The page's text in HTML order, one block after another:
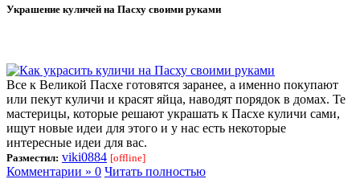
Украшение куличей на Пасху своими руками
Все к Великой Пасхе готовятся заранее, а именно покупают
или пекут куличи и красят яйца, наводят порядок в домах. Те
мастерицы, которые решают украшать к Пасхе куличи сами,
ищут новые идеи для этого и у нас есть некоторые
интересные идеи для вас.
Разместил: viki0884 [offline]
Комментарии » 0 Читать полностью